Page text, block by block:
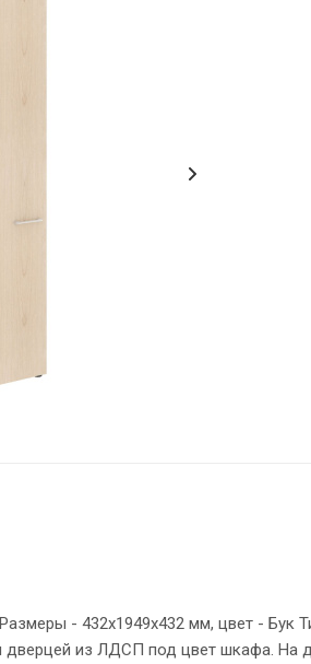
- 432х1949х432 мм, цвет - Бук
из ЛДСП под цвет шкафа. На